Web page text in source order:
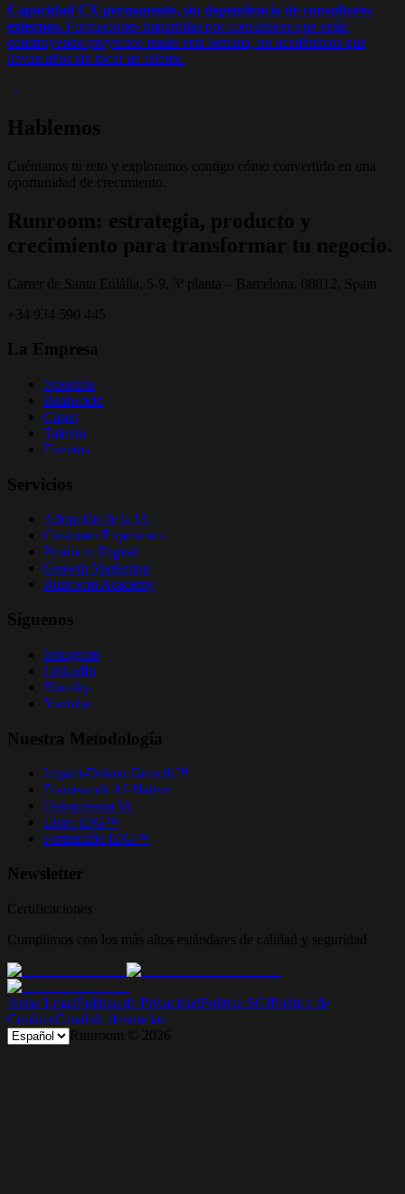
Capacidad CX permanente, sin dependencia de consultores
externos. Formaciones impartidas por consultores que están
construyendo proyectos reales esta semana, no académicos que
llevan años sin tocar un cliente.
→
Hablemos
Cuéntanos tu reto y exploramos contigo cómo convertirlo en una
oportunidad de crecimiento.
Runroom: estrategia, producto y
crecimiento para transformar tu negocio.
Carrer de Santa Eulàlia, 5-9, 3ª planta – Barcelona, 08012, Spain
+34 934 590 445
La Empresa
Nosotros
Realworld
Casos
Talento
Eventos
Servicios
Adopción de la IA
Customer Experience
Producto Digital
Growth Marketing
Runroom Academy
Síguenos
Instagram
LinkedIn
Bluesky
Youtube
Nuestra Metodología
Impact-Driven Growth™
Framework AI-Native
Herramienta IA
Libro IDG™
Formación IDG™
Newsletter
Certificaciones
Cumplimos con los más altos estándares de calidad y seguridad
Aviso LegalPolítica de PrivacidadPolítica SGIPolítica de
CookiesCanal de denuncias
Runroom ©
2026